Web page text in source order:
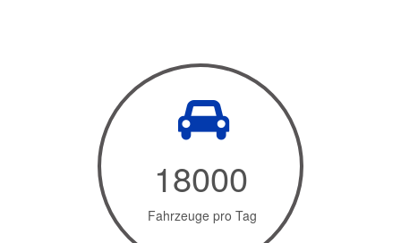
18000
Fahrzeuge pro Tag